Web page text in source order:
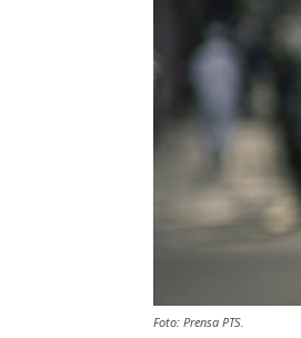
Foto: Prensa PTS.